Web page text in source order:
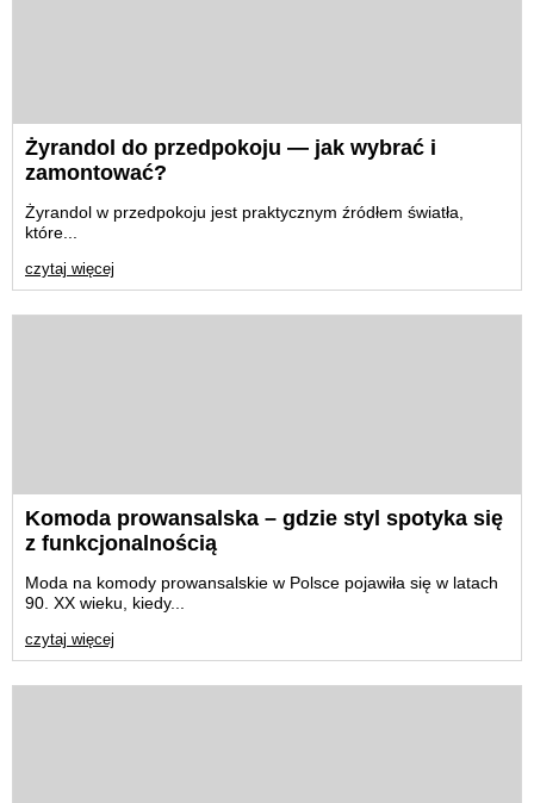
1991,20 zł
2489,00 zł
2311,20
Żyrandol do przedpokoju — jak wybrać i
zamontować?
Żyrandol w przedpokoju jest praktycznym źródłem światła,
które...
czytaj więcej
Komoda prowansalska – gdzie styl spotyka się
z funkcjonalnością
Moda na komody prowansalskie w Polsce pojawiła się w latach
90. XX wieku, kiedy...
czytaj więcej